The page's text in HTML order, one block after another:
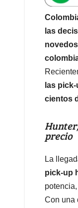
s
A
p
p
o
o
las
las pick-
cientos
precio
La
pick-up
Con una